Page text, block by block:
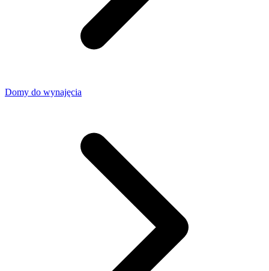
Domy do wynajęcia